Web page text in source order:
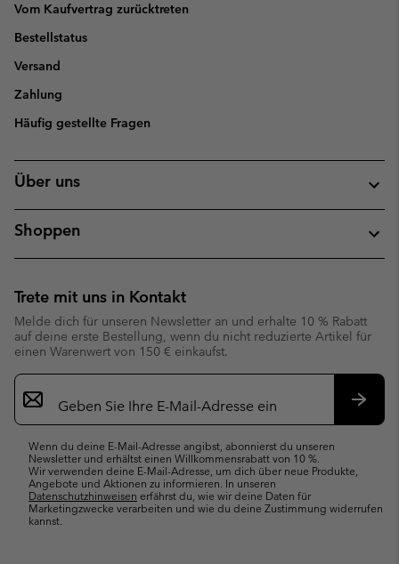
Vom Kaufvertrag zurücktreten
Bestellstatus
Versand
Zahlung
Häufig gestellte Fragen
Über uns
Shoppen
Trete mit uns in Kontakt
Melde dich für unseren Newsletter an und erhalte 10 % Rabatt
auf deine erste Bestellung, wenn du nicht reduzierte Artikel für
einen Warenwert von 150 € einkaufst.
Newsletter-
Anmeldung
Wenn du deine E-Mail-Adresse angibst, abonnierst du unseren
Newsletter und erhältst einen Willkommensrabatt von 10 %.
Wir verwenden deine E-Mail-Adresse, um dich über neue Produkte,
Angebote und Aktionen zu informieren. In unseren
Datenschutzhinweisen erfährst du, wie wir deine Daten für
Marketingzwecke verarbeiten und wie du deine Zustimmung widerrufen
kannst.